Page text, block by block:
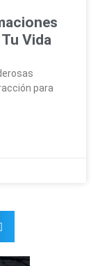
Vida
para